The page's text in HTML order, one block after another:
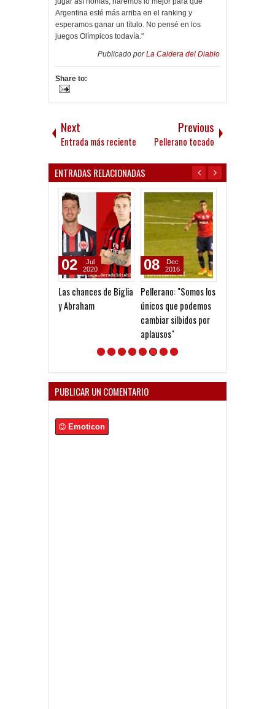
Argentina esté más arriba en el ranking y
esperamos ganar un título. No pensé en los
juegos Olímpicos todavía."
Publicado porLa Caldera del Diablo
Share to:
Next
Entrada más reciente
Previous
Pellerano tocado
ENTRADAS RELACIONADAS
Las chances de Biglia
y Abraham
02
Jul
2020
Pellerano: "Somos los
únicos que podemos
cambiar silbidos por
aplausos"
08
Dec
2016
PUBLICAR UN COMENTARIO
Emoticon